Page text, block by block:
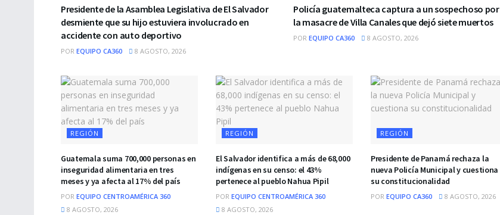
Presidente de la Asamblea Legislativa de El Salvador
desmiente que su hijo estuviera involucrado en
accidente con auto deportivo
POR EQUIPO CA360 8 AGOSTO, 2026
Policía guatemalteca captura a un sospechoso por
la masacre de Villa Canales que dejó siete muertos
POR EQUIPO CA360 8 AGOSTO, 2026
REGIÓN
Guatemala suma 700,000 personas en
inseguridad alimentaria en tres
meses y ya afecta al 17% del país
POR EQUIPO CENTROAMÉRICA 360
8 AGOSTO, 2026
REGIÓN
El Salvador identifica a más de 68,000
indígenas en su censo: el 43%
pertenece al pueblo Nahua Pipil
POR EQUIPO CENTROAMÉRICA 360
8 AGOSTO, 2026
REGIÓN
Presidente de Panamá rechaza la
nueva Policía Municipal y cuestiona
su constitucionalidad
POR EQUIPO CA360 8 AGOSTO, 2026